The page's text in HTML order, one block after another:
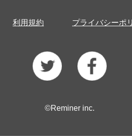
利用規約 プライバシーポ
©Reminer inc.